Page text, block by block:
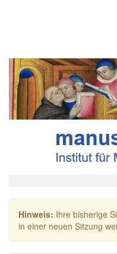
Hinweis: Ihre bisherige
in einer neuen Sitzung